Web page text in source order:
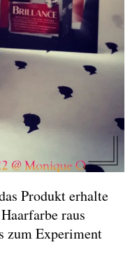
Produkt erhalte
raus
zum Experiment